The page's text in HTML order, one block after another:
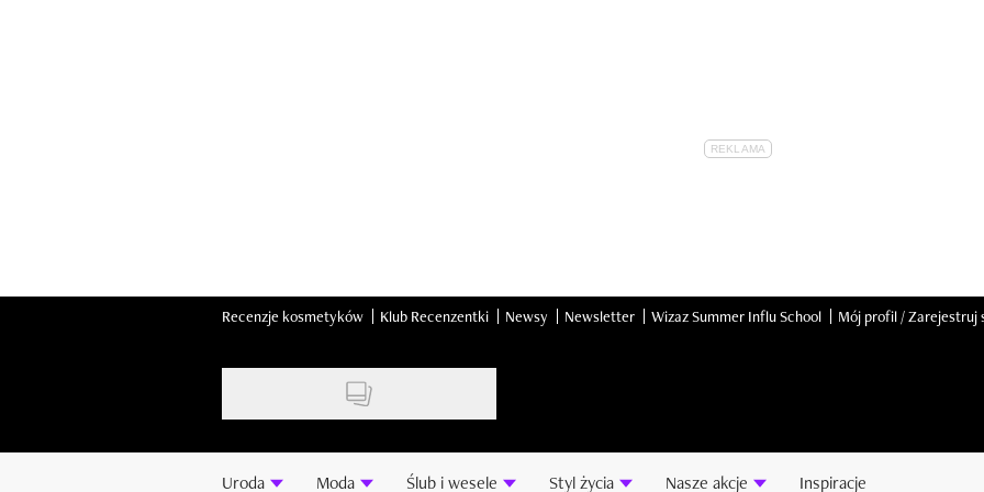
Recenzje kosmetyków Klub Recenzentki Newsy Newsletter Wizaz Summer Influ School Mój profil / Zarejestruj
Uroda Moda Ślub i wesele Styl życia Nasze akcje Inspiracje